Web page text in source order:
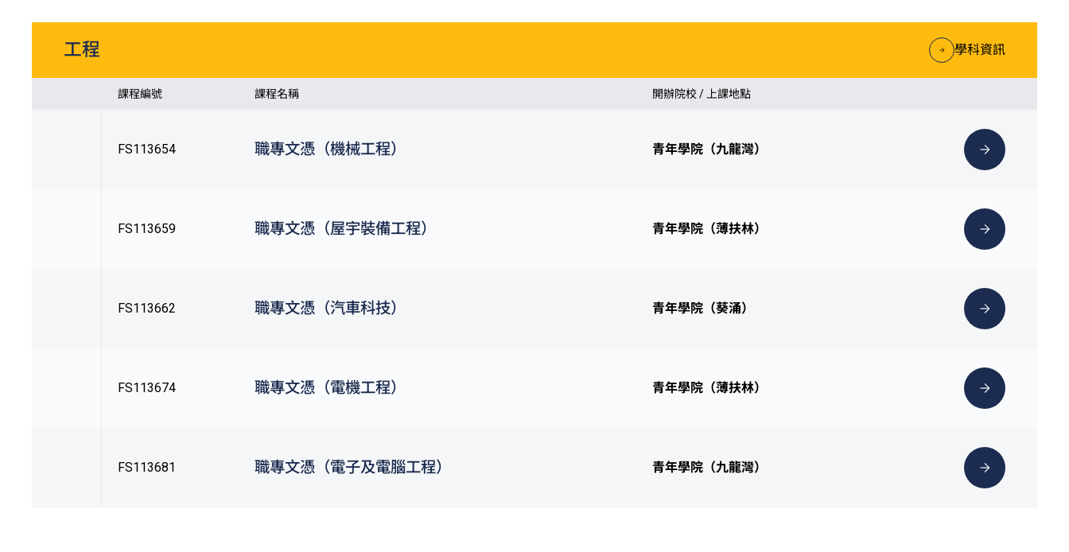
工程 學科資訊
課程編號 課程名稱 開辦院校 / 上課地點
FS113654 職專文憑（機械工程） 青年學院（九龍灣）
FS113659 職專文憑（屋宇裝備工程） 青年學院（薄扶林）
FS113662 職專文憑（汽車科技） 青年學院（葵涌）
FS113674 職專文憑（電機工程） 青年學院（薄扶林）
FS113681 職專文憑（電子及電腦工程） 青年學院（九龍灣）